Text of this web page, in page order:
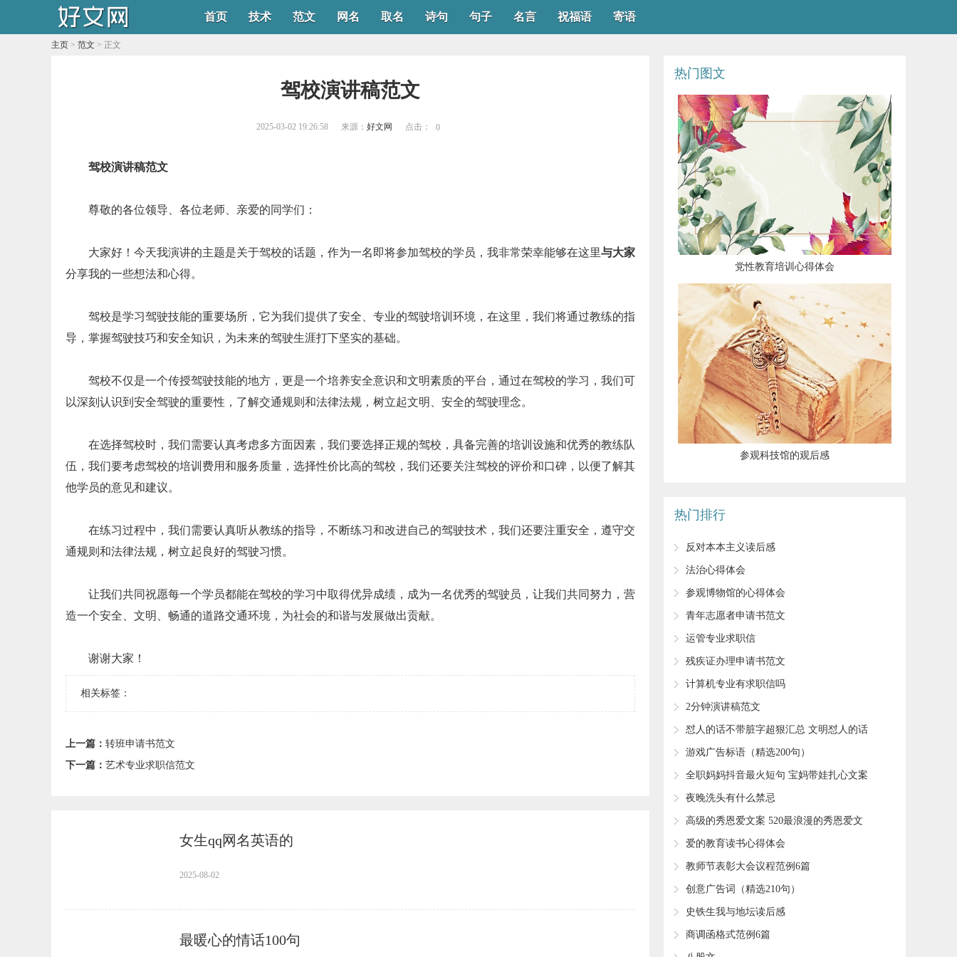
首页 技术 范文 网名 取名 诗句 句子 名言 祝福语 寄语
主页 > 范文 > 正文
驾校演讲稿范文
2025-03-02 19:26:58 来源： 好文网 点击： 0
驾校演讲稿范文
尊敬的各位领导、各位老师、亲爱的同学们：
大家好！今天我演讲的主题是关于驾校的话题，作为一名即将参加驾校的学员，我非常荣幸能够在这里与大家
分享我的一些想法和心得。
驾校是学习驾驶技能的重要场所，它为我们提供了安全、专业的驾驶培训环境，在这里，我们将通过教练的指
导，掌握驾驶技巧和安全知识，为未来的驾驶生涯打下坚实的基础。
驾校不仅是一个传授驾驶技能的地方，更是一个培养安全意识和文明素质的平台，通过在驾校的学习，我们可
以深刻认识到安全驾驶的重要性，了解交通规则和法律法规，树立起文明、安全的驾驶理念。
在选择驾校时，我们需要认真考虑多方面因素，我们要选择正规的驾校，具备完善的培训设施和优秀的教练队
伍，我们要考虑驾校的培训费用和服务质量，选择性价比高的驾校，我们还要关注驾校的评价和口碑，以便了解其
他学员的意见和建议。
在练习过程中，我们需要认真听从教练的指导，不断练习和改进自己的驾驶技术，我们还要注重安全，遵守交
通规则和法律法规，树立起良好的驾驶习惯。
让我们共同祝愿每一个学员都能在驾校的学习中取得优异成绩，成为一名优秀的驾驶员，让我们共同努力，营
造一个安全、文明、畅通的道路交通环境，为社会的和谐与发展做出贡献。
谢谢大家！
相关标签：
上一篇： 转班申请书范文
下一篇： 艺术专业求职信范文
女生qq网名英语的
2025-08-02
最暖心的情话100句
热门图文
党性教育培训心得体会
参观科技馆的观后感
热门排行
反对本本主义读后感
法治心得体会
参观博物馆的心得体会
青年志愿者申请书范文
运管专业求职信
残疾证办理申请书范文
计算机专业有求职信吗
2分钟演讲稿范文
怼人的话不带脏字超狠汇总 文明怼人的话
(精选80句)
游戏广告标语（精选200句）
全职妈妈抖音最火短句 宝妈带娃扎心文案
(精选51句)
夜晚洗头有什么禁忌
高级的秀恩爱文案 520最浪漫的秀恩爱文
案
爱的教育读书心得体会
教师节表彰大会议程范例6篇
创意广告词（精选210句）
史铁生我与地坛读后感
商调函格式范例6篇